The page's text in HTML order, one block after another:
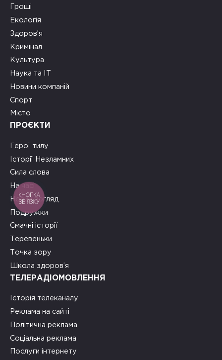
Гроші
Екологія
Здоров’я
Кримінал
Культура
Наука та ІТ
Новини компаній
Спорт
Місто
ПРОЄКТИ
Герої тилу
Історії Незламних
Сила слова
На часі
Новий погляд
Подружки
Смачні історії
Теревеньки
Точка зору
Школа здоров’я
ТЕЛЕРАДІОМОВЛЕННЯ
Історія телеканалу
Реклама на сайті
Політична реклама
Соціальна реклама
Послуги інтернету
КНОПКА
ЗВ'ЯЗКУ